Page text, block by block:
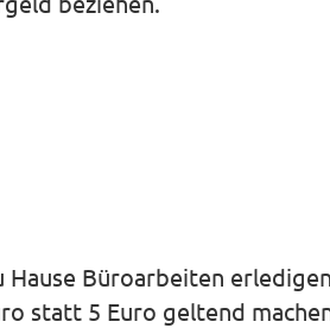
Büroarbeiten
statt 5 Euro geltend